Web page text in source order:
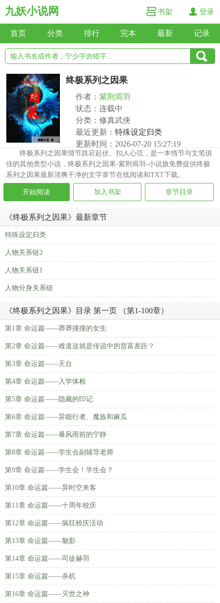
九妖小说网 书架 登录
首页 分类 排行 完本 最新 记录
终极系列之因果
作者： 紫荆焉羽
状态：连载中
分类：修真武侠
最近更新： 特殊设定归类
更新时间：2026-07-20 15:27:19
终极系列之因果情节跌宕起伏、扣人心弦，是一本情节与文笔俱
佳的其他类型小说，终极系列之因果-紫荆焉羽-小说旗免费提供终极
系列之因果最新清爽干净的文字章节在线阅读和TXT下载。
开始阅读 加入书架 章节目录
《终极系列之因果》最新章节
特殊设定归类
人物关系链2
人物关系链1
人物分身关系链
《终极系列之因果》目录 第一页 （第1-100章）
第1章 命运篇——莽莽撞撞的女生
第2章 命运篇——难道这就是传说中的贫富差距？
第3章 命运篇——天台
第4章 命运篇——入学体检
第5章 命运篇——隐藏的印记
第6章 命运篇——异能行者、魔族和麻瓜
第7章 命运篇——暴风雨前的宁静
第8章 命运篇——学生会副辅导老师
第9章 命运篇——学生会！学生会？
第10章 命运篇——异时空来客
第11章 命运篇——十周年校庆
第12章 命运篇——疯狂校庆活动
第13章 命运篇——魅影
第14章 命运篇——司徒赫羽
第15章 命运篇——杀机
第16章 命运篇——灭世之神